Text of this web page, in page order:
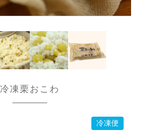
冷凍栗おこわ
冷凍便